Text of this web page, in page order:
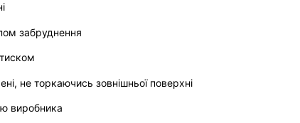
забруднення
не торкаючись зовнішньої поверхні
виробника